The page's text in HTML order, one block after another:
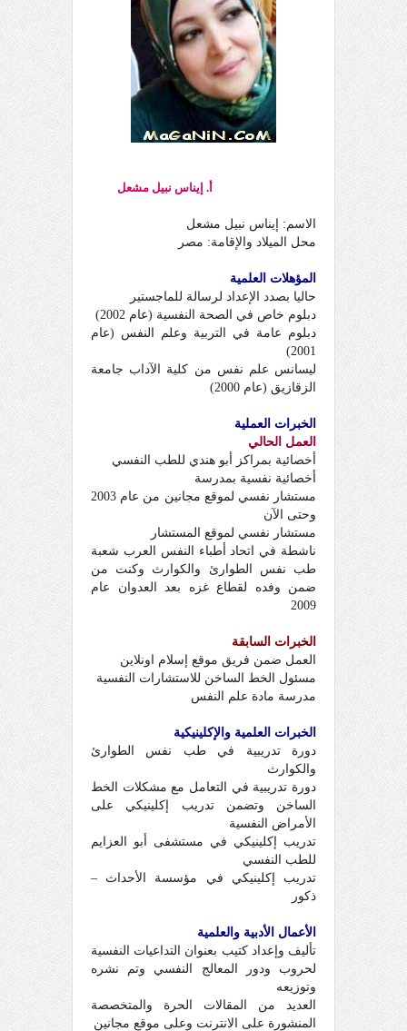
أ. إيناس نبيل مشعل
الاسم: إيناس نبيل مشعل
محل الميلاد والإقامة: مصر
المؤهلات العلمية
حاليا بصدد الإعداد لرسالة للماجستير
دبلوم خاص في الصحة النفسية (عام 2002)
دبلوم عامة في التربية وعلم النفس (عام
2001)
ليسانس علم نفس من كلية الآداب جامعة
الزقازيق (عام 2000)
الخبرات العملية
العمل الحالي
أخصائية بمراكز أبو هندي للطب النفسي
أخصائية نفسية بمدرسة
مستشار نفسي لموقع مجانين من عام 2003
وحتى الآن
مستشار نفسي لموقع المستشار
ناشطة في اتحاد أطباء النفس العرب شعبة
طب نفس الطوارئ والكوارث وكنت من
ضمن وفده لقطاع غزه بعد العدوان عام
2009
الخبرات السابقة
العمل ضمن فريق موقع إسلام اونلاين
مسئول الخط الساخن للاستشارات النفسية
مدرسة مادة علم النفس
الخبرات العلمية والإكلينيكية
دورة تدريبية في طب نفس الطوارئ
والكوارث
دورة تدريبية في التعامل مع مشكلات الخط
الساخن وتضمن تدريب إكلينيكي على
الأمراض النفسية
تدريب إكلينيكي في مستشفى أبو العزايم
للطب النفسي
تدريب إكلينيكي في مؤسسة الأحداث –
ذكور
الأعمال الأدبية والعلمية
تأليف وإعداد كتيب بعنوان التداعيات النفسية
لحروب ودور المعالج النفسي وتم نشره
وتوزيعه
العديد من المقالات الحرة والمتخصصة
المنشورة على الانترنت وعلى موقع مجانين